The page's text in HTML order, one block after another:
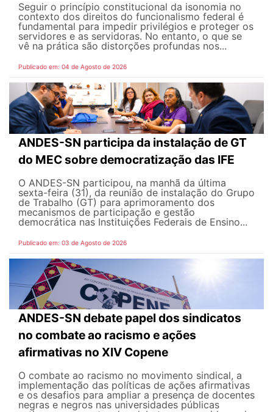
Seguir o princípio constitucional da isonomia no
contexto dos direitos do funcionalismo federal é
fundamental para impedir privilégios e proteger os
servidores e as servidoras. No entanto, o que se
vê na prática são distorções profundas nos...
Publicado em: 04 de Agosto de 2026
ANDES-SN participa da instalação de GT
do MEC sobre democratização das IFE
O ANDES-SN participou, na manhã da última
sexta-feira (31), da reunião de instalação do Grupo
de Trabalho (GT) para aprimoramento dos
mecanismos de participação e gestão
democrática nas Instituições Federais de Ensino...
Publicado em: 03 de Agosto de 2026
ANDES-SN debate papel dos sindicatos
no combate ao racismo e ações
afirmativas no XIV Copene
O combate ao racismo no movimento sindical, a
implementação das políticas de ações afirmativas
e os desafios para ampliar a presença de docentes
negras e negros nas universidades públicas